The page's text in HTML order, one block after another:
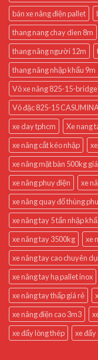
bán xe nâng điện pallet
thang nang chay dien 8m
thang nâng người 12m
thang nâng nhập khẩu 9m
Vỏ xe nâng 825-15-
Vỏ đặc 825-15 CASUMINA
xe day tphcm
Xe nang
xe nâng cắt kéo nhập
xe nâng mặt bàn 500kg
xe nâng phuy điện
xe
xe nâng quay đổ thùng
xe nâng tay 5 tấn nhập khẩ
xe nâng tay 3500kg
xe
xe nâng tay cao chuyên
xe nâng tay hạ pallet inox
xe nâng tay thấp giá rẻ
xe nâng điện cao 3m3
xe đẩy lòng thép
xe đẩy